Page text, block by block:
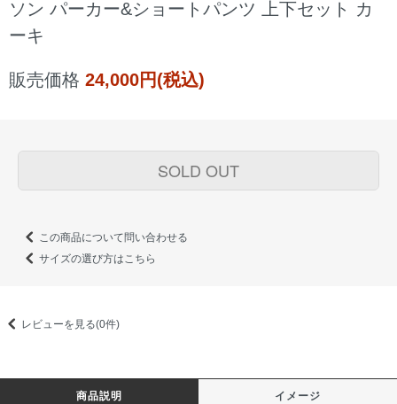
ソン パーカー&ショートパンツ 上下セット カ
ーキ
販売価格 24,000円(税込)
SOLD OUT
この商品について問い合わせる
サイズの選び方はこちら
レビューを見る(0件)
商品説明 イメージ